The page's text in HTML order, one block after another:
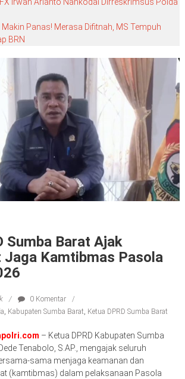
Panas! Merasa Difitnah, MS Tempuh
BRN
Sumba Barat Ajak
Jaga Kamtibmas Pasola
0 Komentar
, Kabupaten Sumba Barat, Ketua DPRD Sumba Barat
– Ketua DPRD Kabupaten Sumba
Tenabolo, S.AP., mengajak seluruh
sama menjaga keamanan dan
(kamtibmas) dalam pelaksanaan Pasola